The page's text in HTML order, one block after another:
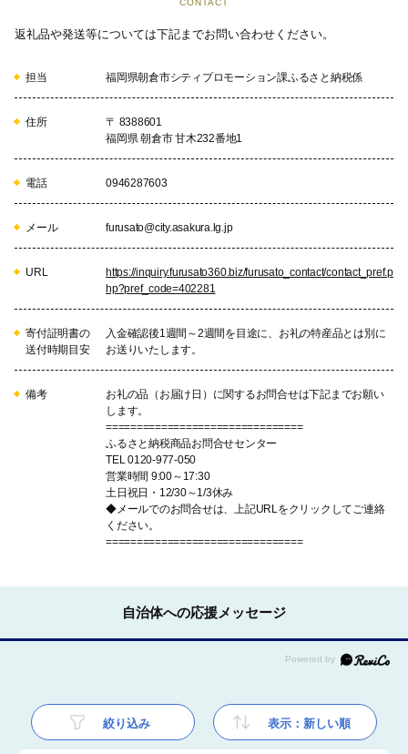
CONTACT
返礼品や発送等については下記までお問い合わせください。
担当 福岡県朝倉市シティプロモーション課ふるさと納税係
住所
〒 8388601
福岡県 朝倉市 甘木232番地1
電話 0946287603
メール furusato@city.asakura.lg.jp
URL
https://inquiry.furusato360.biz/furusato_contact/contact_pref.p
hp?pref_code=402281
寄付証明書の
送付時期目安
入金確認後1週間～2週間を目途に、お礼の特産品とは別に
お送りいたします。
備考
お礼の品（お届け日）に関するお問合せは下記までお願い
します。
================================
ふるさと納税商品お問合せセンター
TEL 0120-977-050
営業時間 9:00～17:30
土日祝日・12/30～1/3休み
◆メールでのお問合せは、上記URLをクリックしてご連絡
ください。
================================
自治体への応援メッセージ
絞り込み 表示：新しい順